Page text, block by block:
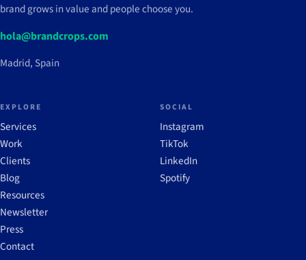
brand grows in value and people choose you.
hola@brandcrops.com
Madrid, Spain
EXPLORE
Services
Work
Clients
Blog
Resources
Newsletter
Press
Contact
SOCIAL
Instagram
TikTok
LinkedIn
Spotify